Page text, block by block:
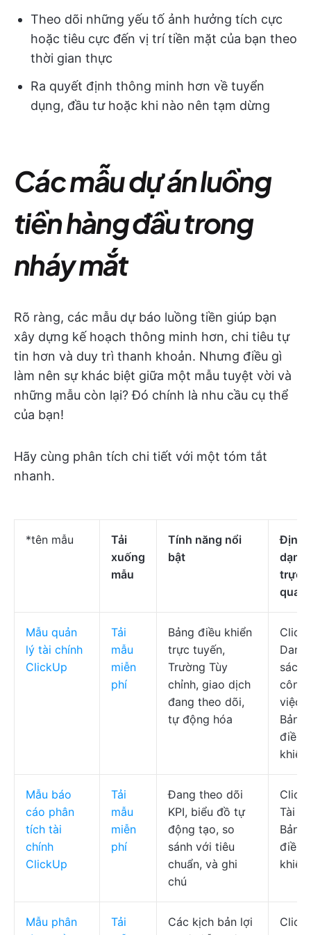
Theo dõi những yếu tố ảnh hưởng tích cực
hoặc tiêu cực đến vị trí tiền mặt của bạn theo
thời gian thực
Ra quyết định thông minh hơn về tuyển
dụng, đầu tư hoặc khi nào nên tạm dừng
Các mẫu dự án luồng
tiền hàng đầu trong
nháy mắt
Rõ ràng, các mẫu dự báo luồng tiền giúp bạn
xây dựng kế hoạch thông minh hơn, chi tiêu tự
tin hơn và duy trì thanh khoản. Nhưng điều gì
làm nên sự khác biệt giữa một mẫu tuyệt vời và
những mẫu còn lại? Đó chính là nhu cầu cụ thể
của bạn!
Hãy cùng phân tích chi tiết với một tóm tắt
nhanh.
*tên mẫu
Tải
xuống
mẫu
Tính năng nổi
bật
Định
dạng
trực
quan
Mẫu quản
lý tài chính
ClickUp
Tải
mẫu
miễn
phí
Bảng điều khiển
trực tuyến,
Trường Tùy
chỉnh, giao dịch
đang theo dõi,
tự động hóa
Danh
sách
công
việc,
Bảng
điều
khiển
Mẫu báo
cáo phân
tích tài
chính
ClickUp
Tải
mẫu
miễn
phí
Đang theo dõi
KPI, biểu đồ tự
động tạo, so
sánh với tiêu
chuẩn, và ghi
chú
Tài
Bảng
điều
khiển
Mẫu phân
Tải
Các kịch bản lợi